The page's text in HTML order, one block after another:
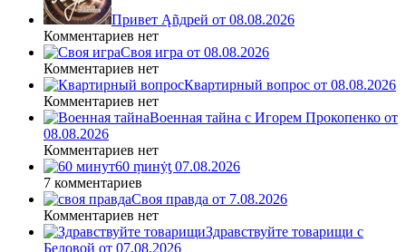
Привет Ąñдpей от 08.08.2026
Комментариев нет
Своя игра от 08.08.2026
Комментариев нет
Квартирный вопрос от 08.08.2026
Комментариев нет
Военная тайна с Игорем Прокопенко от
08.08.2026
Комментариев нет
60 ṃинẏƫ 07.08.2026
7 комментариев
Своя правда от 7.08.2026
Комментариев нет
Здравствуйте товарищи с
Беловой от 07.08.2026